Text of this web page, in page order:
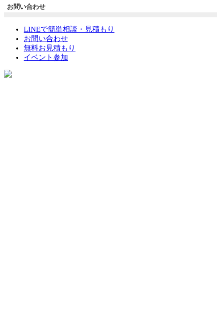
お問い合わせ
LINEで簡単相談・見積もり
お問い合わせ
無料お見積もり
イベント参加